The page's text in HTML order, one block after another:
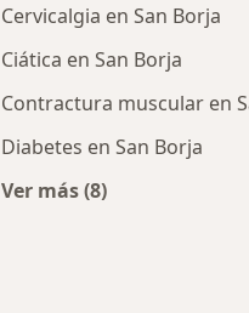
Cervicalgia en San Borja
Ciática en San Borja
Contractura muscular en
Diabetes en San Borja
Ver más (8)